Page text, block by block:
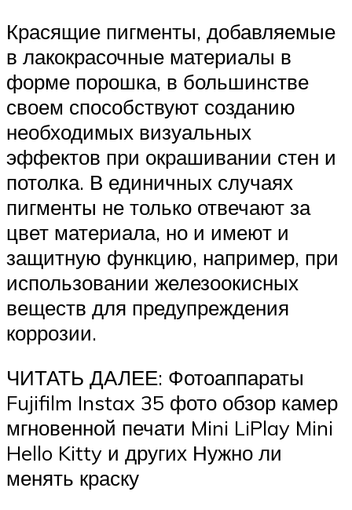
Красящие пигменты, добавляемые
в лакокрасочные материалы в
форме порошка, в большинстве
своем способствуют созданию
необходимых визуальных
эффектов при окрашивании стен и
потолка. В единичных случаях
пигменты не только отвечают за
цвет материала, но и имеют и
защитную функцию, например, при
использовании железоокисных
веществ для предупреждения
коррозии.
ЧИТАТЬ ДАЛЕЕ: Фотоаппараты
Fujifilm Instax 35 фото обзор камер
мгновенной печати Mini LiPlay Mini
Hello Kitty и других Нужно ли
менять краску